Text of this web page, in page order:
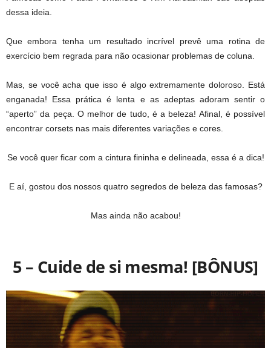
dessa ideia.
Que embora tenha um resultado incrível prevê uma rotina de
exercício bem regrada para não ocasionar problemas de coluna.
Mas, se você acha que isso é algo extremamente doloroso. Está
enganada! Essa prática é lenta e as adeptas adoram sentir o
“aperto” da peça. O melhor de tudo, é a beleza! Afinal, é possível
encontrar corsets nas mais diferentes variações e cores.
Se você quer ficar com a cintura fininha e delineada, essa é a dica!
E aí, gostou dos nossos quatro segredos de beleza das famosas?
Mas ainda não acabou!
5 – Cuide de si mesma! [BÔNUS]